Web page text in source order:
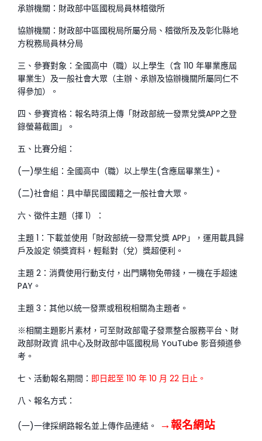
承辦機關：財政部中區國稅局員林稽徵所
協辦機關：財政部中區國稅局所屬分局、稽徵所及及彰化縣地
方稅務局員林分局
三、參賽對象：全國高中（職）以上學生（含 110 年畢業應屆
畢業生）及一般社會大眾（主辦、承辦及協辦機關所屬同仁不
得參加）。
四、參賽資格：報名時須上傳「財政部統一發票兌獎APP之登
錄螢幕截圖」。
五、比賽分組：
(一)學生組：全國高中（職）以上學生(含應屆畢業生)。
(二)社會組：具中華民國國籍之一般社會大眾。
六、徵件主題（擇 1）：
主題 1 ：下載並使用「財政部統一發票兌獎 APP」，運用載具歸
戶及設定 領獎資料，輕鬆對（兌）獎超便利。
主題 2 ：消費使用行動支付，出門購物免帶錢，一機在手超速
PAY。
主題 3 ：其他以統一發票或租稅相關為主題者。
※相關主題影片素材，可至財政部電子發票整合服務平台、財
政部財政資 訊中心及財政部中區國稅局 YouTube 影音頻道參
考。
七、活動報名期間： 即日起至 110 年 10 月 22 日止。
八、報名方式：
(一)一律採網路報名並上傳作品連結。 →報名網站